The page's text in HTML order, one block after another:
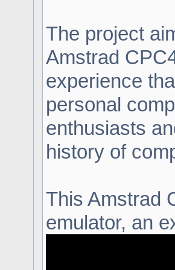
The project
Amstrad
experience
personal
enthusiasts
history of
This Amstrad
emulator, an